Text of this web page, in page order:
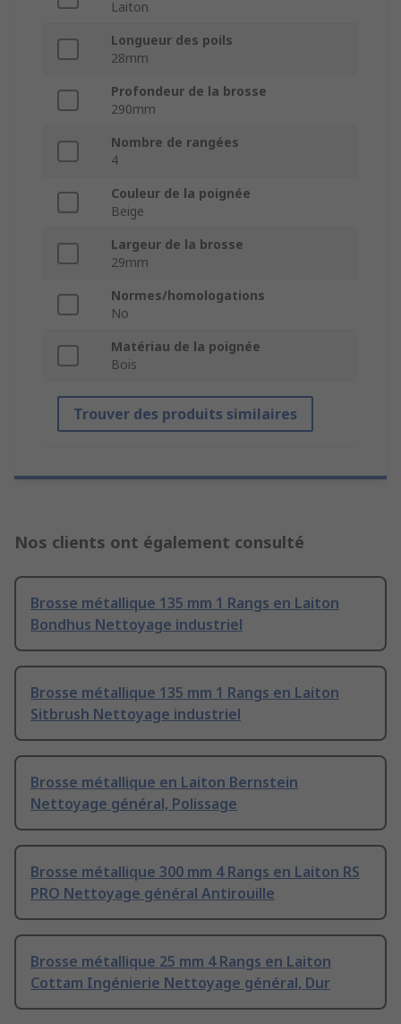
Laiton
Longueur des poils
28mm
Profondeur de la brosse
290mm
Nombre de rangées
4
Couleur de la poignée
Beige
Largeur de la brosse
29mm
Normes/homologations
No
Matériau de la poignée
Bois
Trouver des produits similaires
Nos clients ont également consulté
Brosse métallique 135 mm 1 Rangs en Laiton
Bondhus Nettoyage industriel
Brosse métallique 135 mm 1 Rangs en Laiton
Sitbrush Nettoyage industriel
Brosse métallique en Laiton Bernstein
Nettoyage général, Polissage
Brosse métallique 300 mm 4 Rangs en Laiton RS
PRO Nettoyage général Antirouille
Brosse métallique 25 mm 4 Rangs en Laiton
Cottam Ingénierie Nettoyage général, Dur